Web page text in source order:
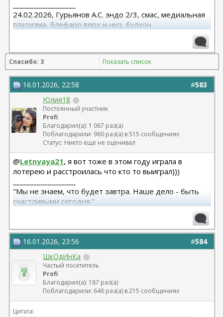
24.02.2026, Гурьянов А.С. эндо 2/3, смас, медиальная
платизма, блефаро верх и низ, булхон
08.2015, allergan 240, 255. Аврамович А.Г., Клиника СЛ
(молодости и красоты)
Спасибо: 3 Показать список
#583
16.01.2026, 22:58
Юлия18
Постоянный участник
Profi
Благодарил(а): 1 067 раз(а)
Поблагодарили: 960 раз(а) в 515 сообщениях
Статус: Никто еще не оценивал
@Letnyaya21, я вот тоже в этом году играла в
лотерею и расстроилась что кто то выиграл)))
"Мы не знаем, что будет завтра. Наше дело - быть
счастливыми сегодня."
#584
16.01.2026, 23:56
ШкОдИнКа
Частый посетитель
Profi
Благодарил(а): 187 раз(а)
Поблагодарили: 646 раз(а) в 215 сообщениях
Цитата: